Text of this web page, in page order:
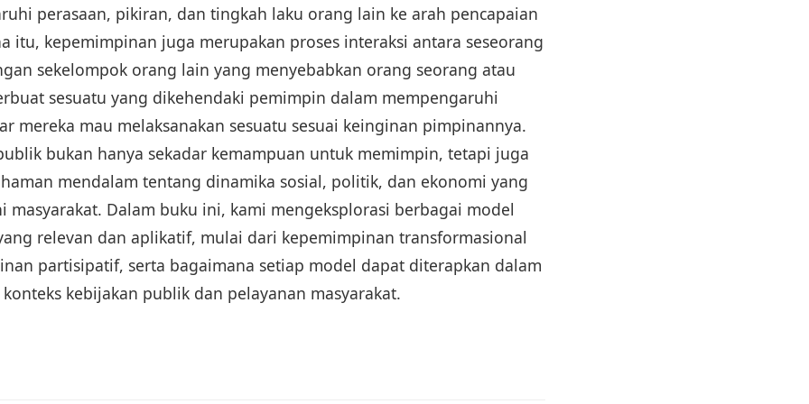
perasaan, pikiran, dan tingkah laku orang lain ke arah pencapaian
itu, kepemimpinan juga merupakan proses interaksi antara seseorang
sekelompok orang lain yang menyebabkan orang seorang atau
sesuatu yang dikehendaki pemimpin dalam mempengaruhi
mereka mau melaksanakan sesuatu sesuai keinginan pimpinannya.
bukan hanya sekadar kemampuan untuk memimpin, tetapi juga
mendalam tentang dinamika sosial, politik, dan ekonomi yang
masyarakat. Dalam buku ini, kami mengeksplorasi berbagai model
relevan dan aplikatif, mulai dari kepemimpinan transformasional
partisipatif, serta bagaimana setiap model dapat diterapkan dalam
konteks kebijakan publik dan pelayanan masyarakat.